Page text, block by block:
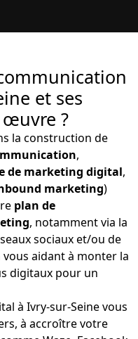
et ses
?
la construction de
,
de marketing digital,
marketing)
plan de
, notamment via la
sociaux et/ou de
aidant à monter la
digitaux pour un
à Ivry-sur-Seine vous
à accroître votre